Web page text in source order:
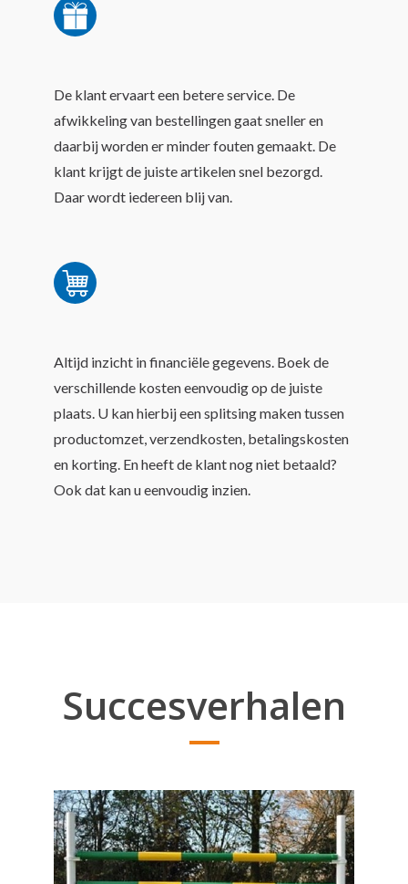
De klant ervaart een betere service. De
afwikkeling van bestellingen gaat sneller en
daarbij worden er minder fouten gemaakt. De
klant krijgt de juiste artikelen snel bezorgd.
Daar wordt iedereen blij van.
Altijd inzicht in financiële gegevens. Boek de
verschillende kosten eenvoudig op de juiste
plaats. U kan hierbij een splitsing maken tussen
productomzet, verzendkosten, betalingskosten
en korting. En heeft de klant nog niet betaald?
Ook dat kan u eenvoudig inzien.
Succesverhalen